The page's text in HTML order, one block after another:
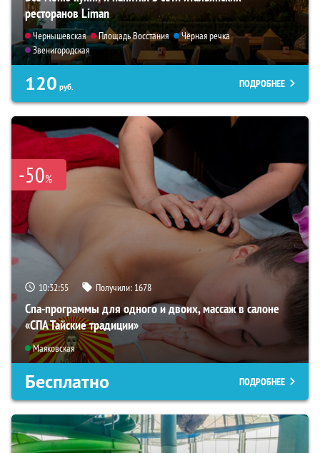
ресторанов Liman
Чернышевская Площадь Восстания
Чёрная речка
Звенигородская
120 руб. ПОДРОБНЕЕ
-50%
10:32:54 Получили: 1678
Спа-программы для одного и двоих, массаж в салоне
«СПА Тайские традиции»
Маяковская
Бесплатно ПОДРОБНЕЕ